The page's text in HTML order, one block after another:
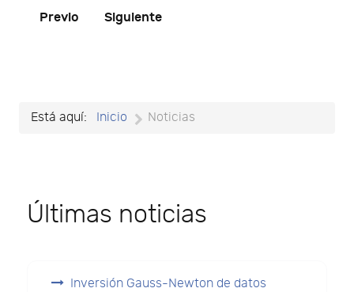
Previo Siguiente
Está aquí: Inicio Noticias
Últimas noticias
Inversión Gauss-Newton de datos